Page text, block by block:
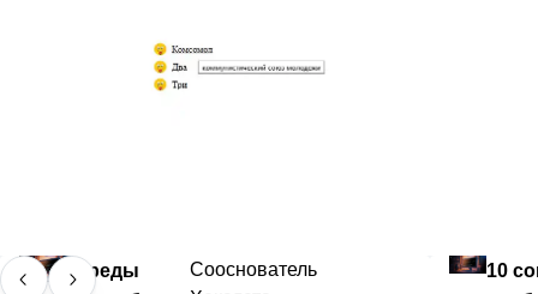
Среды
Сооснователь
10